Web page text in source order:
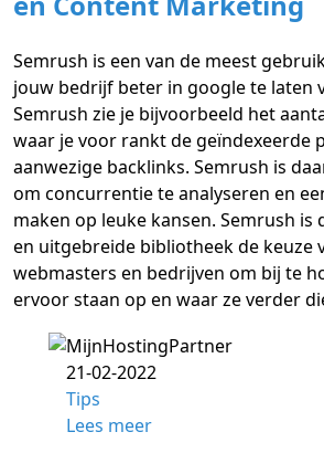
Semrush is een van de meest
jouw bedrijf beter in google te laten
Semrush zie je bijvoorbeeld het
waar je voor rankt de geïndexeerde
aanwezige backlinks. Semrush is
om concurrentie te analyseren en
maken op leuke kansen. Semrush is
en uitgebreide bibliotheek de keuze
webmasters en bedrijven om bij te
ervoor staan op en waar ze verder
21-02-2022
Tips
Lees meer